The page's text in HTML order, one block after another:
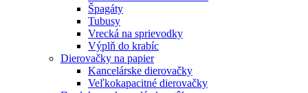
Špagáty
Tubusy
Vrecká na sprievodky
Výplň do krabíc
Dierovačky na papier
Kancelárske dierovačky
Veľkokapacitné dierovačky